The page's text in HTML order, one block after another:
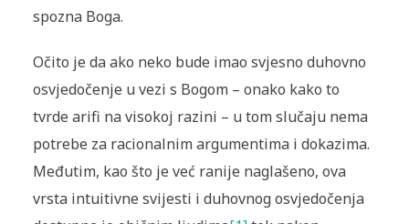
spozna Boga.
Očito je da ako neko bude imao svjesno duhovno
osvjedočenje u vezi s Bogom – onako kako to
tvrde arifi na visokoj razini – u tom slučaju nema
potrebe za racionalnim argumentima i dokazima.
Međutim, kao što je već ranije naglašeno, ova
vrsta intuitivne svijesti i duhovnog osvjedočenja